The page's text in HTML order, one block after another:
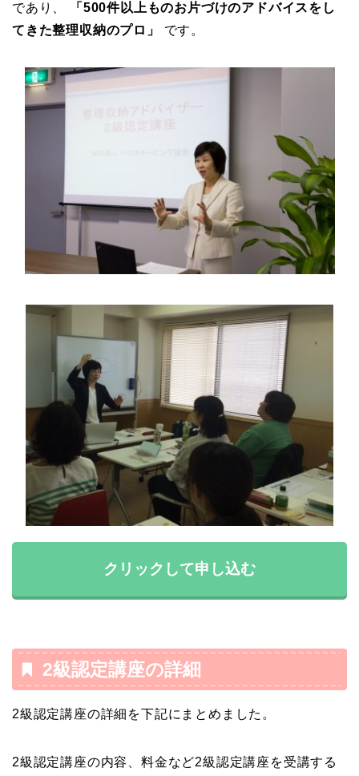
であり、
「500件以上ものお片づけのアドバイスをし
てきた整理収納のプロ」
です。
クリックして申し込む
2級認定講座の詳細
2級認定講座の詳細を下記にまとめました。
2級認定講座の内容、料金など2級認定講座を受講する